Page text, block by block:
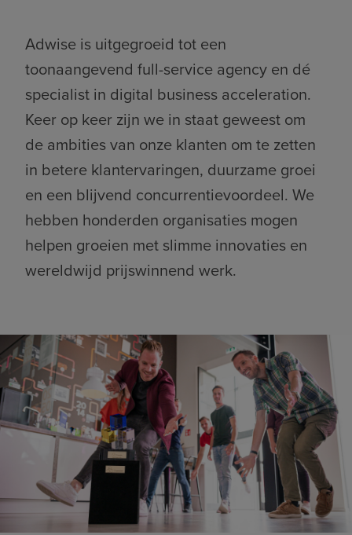
Adwise is uitgegroeid tot een
toonaangevend full-service agency en dé
specialist in digital business acceleration.
Keer op keer zijn we in staat geweest om
de ambities van onze klanten om te zetten
in betere klantervaringen, duurzame groei
en een blijvend concurrentievoordeel. We
hebben honderden organisaties mogen
helpen groeien met slimme innovaties en
wereldwijd prijswinnend werk.